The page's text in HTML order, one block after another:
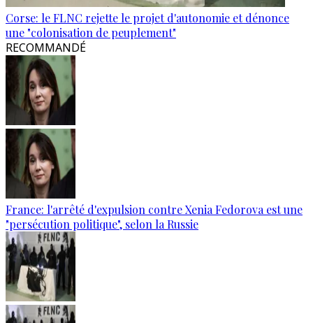
Corse: le FLNC rejette le projet d'autonomie et dénonce
une "colonisation de peuplement"
RECOMMANDÉ
France: l'arrêté d'expulsion contre Xenia Fedorova est une
"persécution politique", selon la Russie